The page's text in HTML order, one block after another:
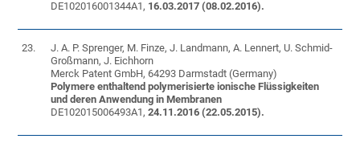
DE102016001344A1, 16.03.2017 (08.02.2016).
23.
J. A. P. Sprenger, M. Finze, J. Landmann, A. Lennert, U. Schmid-
Großmann, J. Eichhorn
Merck Patent GmbH, 64293 Darmstadt (Germany)
Polymere enthaltend polymerisierte ionische Flüssigkeiten
und deren Anwendung in Membranen
DE102015006493A1,24.11.2016 (22.05.2015).